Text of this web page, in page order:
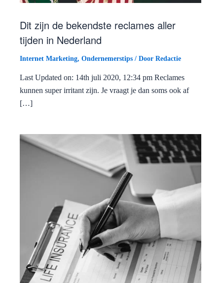
Dit zijn de bekendste reclames aller
tijden in Nederland
Internet Marketing, Ondernemerstips / Door Redactie
Last Updated on: 14th juli 2020, 12:34 pm Reclames
kunnen super irritant zijn. Je vraagt je dan soms ook af
[…]